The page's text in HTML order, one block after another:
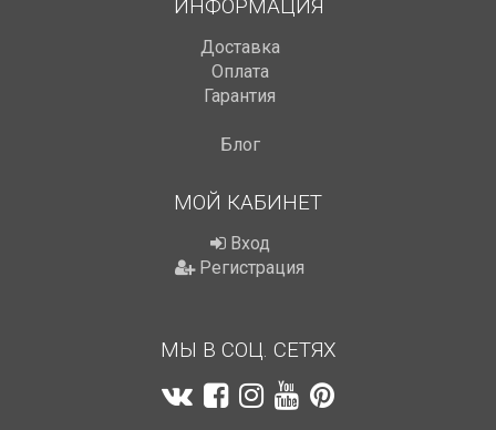
ИНФОРМАЦИЯ
Доставка
Оплата
Гарантия
Блог
МОЙ КАБИНЕТ
Вход
Регистрация
МЫ В СОЦ. СЕТЯХ